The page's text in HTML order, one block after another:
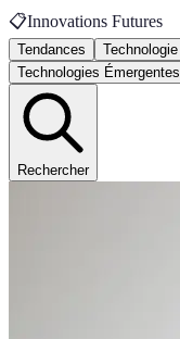
📋Innovations Futures
Tendances Technologie
Technologies Émergentes
Rechercher